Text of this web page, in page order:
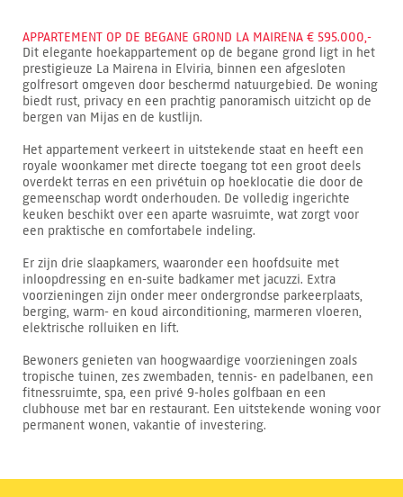
APPARTEMENT OP DE BEGANE GROND LA MAIRENA € 595.000,-
Dit elegante hoekappartement op de begane grond ligt in het
prestigieuze La Mairena in Elviria, binnen een afgesloten
golfresort omgeven door beschermd natuurgebied. De woning
biedt rust, privacy en een prachtig panoramisch uitzicht op de
bergen van Mijas en de kustlijn.
Het appartement verkeert in uitstekende staat en heeft een
royale woonkamer met directe toegang tot een groot deels
overdekt terras en een privétuin op hoeklocatie die door de
gemeenschap wordt onderhouden. De volledig ingerichte
keuken beschikt over een aparte wasruimte, wat zorgt voor
een praktische en comfortabele indeling.
Er zijn drie slaapkamers, waaronder een hoofdsuite met
inloopdressing en en-suite badkamer met jacuzzi. Extra
voorzieningen zijn onder meer ondergrondse parkeerplaats,
berging, warm- en koud airconditioning, marmeren vloeren,
elektrische rolluiken en lift.
Bewoners genieten van hoogwaardige voorzieningen zoals
tropische tuinen, zes zwembaden, tennis- en padelbanen, een
fitnessruimte, spa, een privé 9-holes golfbaan en een
clubhouse met bar en restaurant. Een uitstekende woning voor
permanent wonen, vakantie of investering.